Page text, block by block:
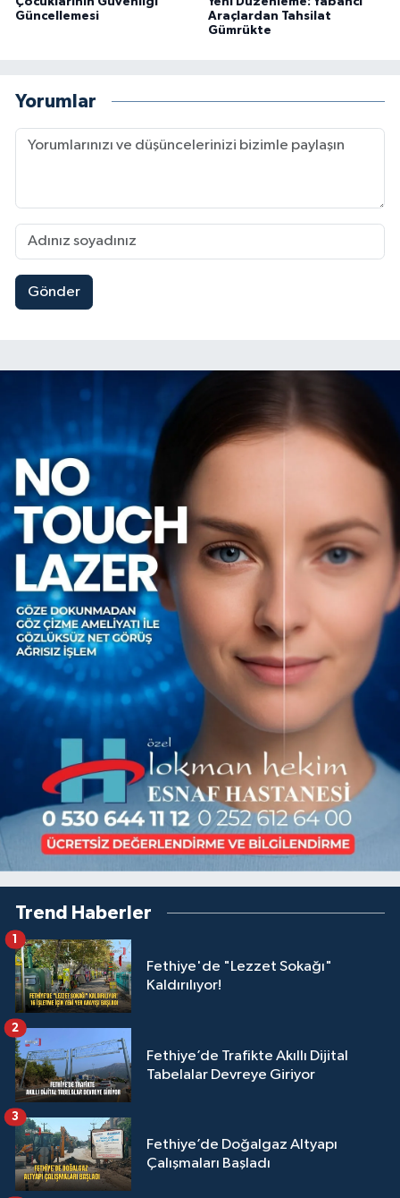
Güncellemesi
Araçlardan Tahsilat
Gümrükte
Yorumlar
Gönder
Trend Haberler
Fethiye'de "Lezzet Sokağı"
Kaldırılıyor!
1
Fethiye’de Trafikte Akıllı Dijital
Tabelalar Devreye Giriyor
2
Fethiye’de Doğalgaz Altyapı
Çalışmaları Başladı
3